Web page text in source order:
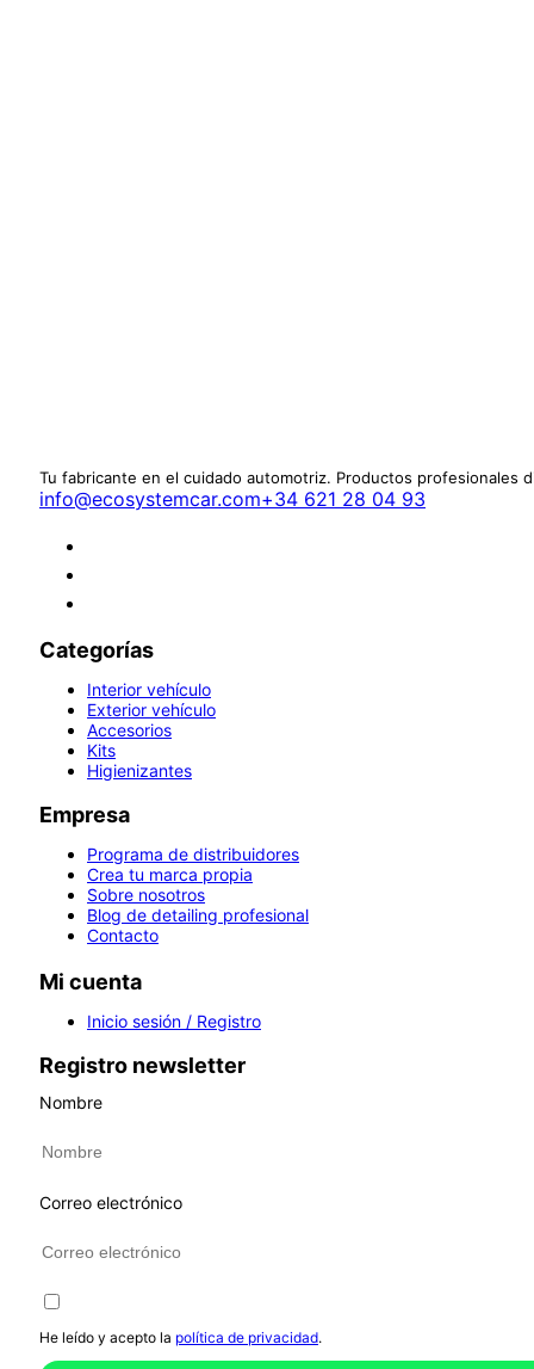
Tu fabricante en el cuidado automotriz. Productos profesionales
info@ecosystemcar.com+34 621 28 04 93
Categorías
Interior vehículo
Exterior vehículo
Accesorios
Kits
Higienizantes
Empresa
Programa de distribuidores
Crea tu marca propia
Sobre nosotros
Blog de detailing profesional
Contacto
Mi cuenta
Inicio sesión / Registro
Registro newsletter
Nombre
Correo electrónico
He leído y acepto la política de privacidad.